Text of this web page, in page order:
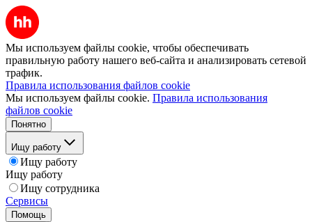
Мы используем файлы cookie, чтобы обеспечивать
правильную работу нашего веб-сайта и анализировать сетевой
трафик.
Правила использования файлов cookie
Мы используем файлы cookie. Правила использования
файлов cookie
Понятно
Ищу работу
Ищу работу
Ищу работу
Ищу сотрудника
Сервисы
Помощь